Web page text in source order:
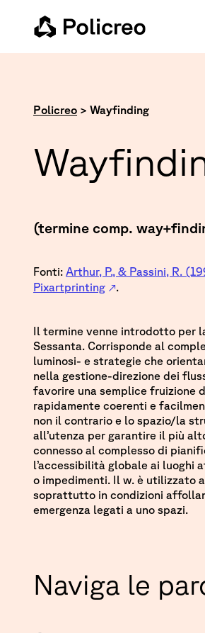
Policreo >Wayfinding
(termine comp.
Fonti:Arthur, P., & Passini, R.
Pixartprinting
.
Il termine venne introdotto per
Sessanta. Corrisponde al
luminosi- e strategie che
nella gestione-direzione dei
favorire una semplice fruizione
rapidamente coerenti e
non il contrario e lo spazio/la
all’utenza per garantire il più
connesso al complesso di
l’accessibilità globale ai luoghi
o impedimenti. Il w. è utilizzato
soprattutto in condizioni
emergenza legati a uno spazi.
Naviga le